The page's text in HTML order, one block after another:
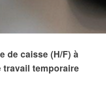
de caisse (H/F) à
travail temporaire